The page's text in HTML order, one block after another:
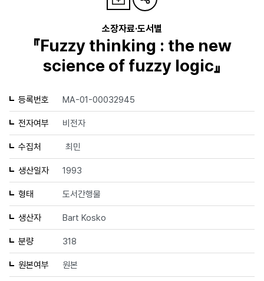
소장자료·도서별
『Fuzzy thinking : the new
science of fuzzy logic』
등록번호 MA-01-00032945
전자여부 비전자
수집처 최민
생산일자 1993
형태 도서간행물
생산자 Bart Kosko
분량 318
원본여부 원본